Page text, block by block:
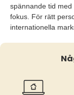
spännande tid
fokus. För rätt
internationella